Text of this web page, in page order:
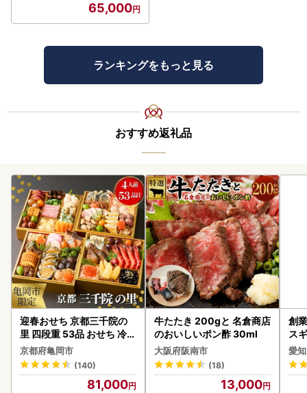
65,000
ランキングをもっと見る
おすすめ返礼品
迎春おせち 京都三千院の
里 四段重 53品 おせち 冷蔵
2027 先行予約
京都府亀岡市
(140)
81,000
牛たたき 200gと 名倉商店
のおいしいポン酢 30ml
大阪府阪南市
(18)
13,000
創
ス
み
惣
ン
愛